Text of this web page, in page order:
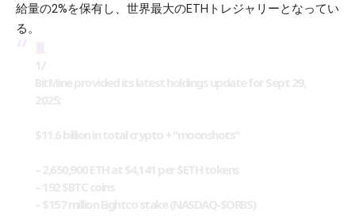
給量の2%を保有し、世界最大のETHトレジャリーとなってい
る。